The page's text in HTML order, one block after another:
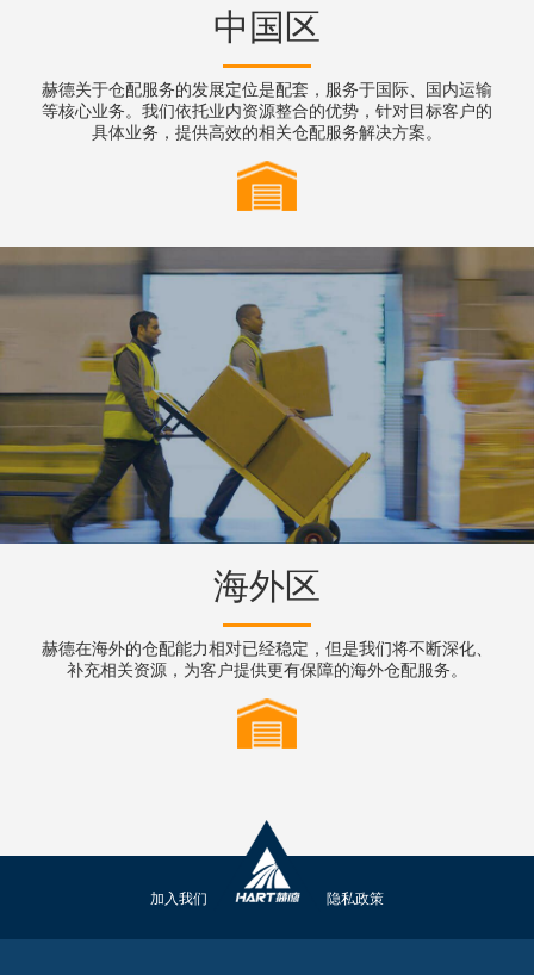
中国区
赫德关于仓配服务的发展定位是配套，服务于国际、国内运输
等核心业务。我们依托业内资源整合的优势，针对目标客户的
具体业务，提供高效的相关仓配服务解决方案。
海外区
赫德在海外的仓配能力相对已经稳定，但是我们将不断深化、
补充相关资源，为客户提供更有保障的海外仓配服务。
加入我们 隐私政策